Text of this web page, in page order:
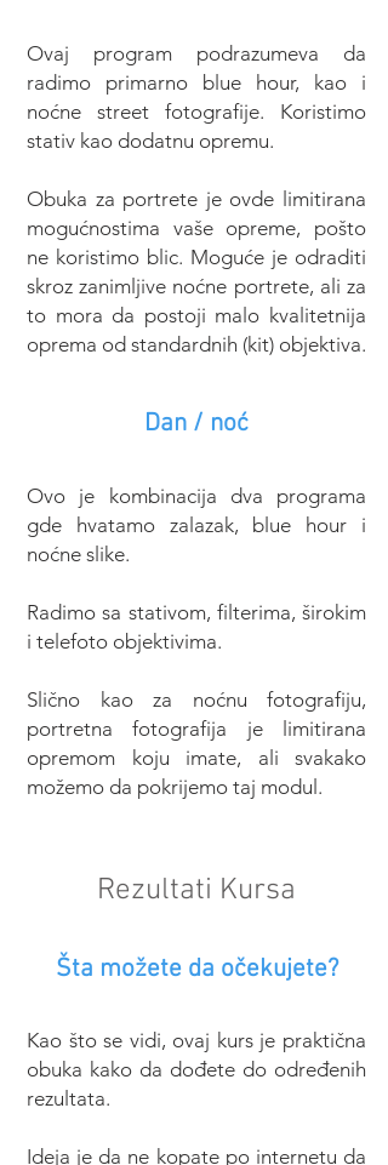
Ovaj program podrazumeva da
radimo primarno blue hour, kao i
noćne street fotografije. Koristimo
stativ kao dodatnu opremu.
Obuka za portrete je ovde limitirana
mogućnostima vaše opreme, pošto
ne koristimo blic. Moguće je odraditi
skroz zanimljive noćne portrete, ali za
to mora da postoji malo kvalitetnija
oprema od standardnih (kit) objektiva.
Dan / noć
Ovo je kombinacija dva programa
gde hvatamo zalazak, blue hour i
noćne slike.
Radimo sa stativom, filterima, širokim
i telefoto objektivima.
Slično kao za noćnu fotografiju,
portretna fotografija je limitirana
opremom koju imate, ali svakako
možemo da pokrijemo taj modul.
Rezultati Kursa
Šta možete da očekujete?
Kao što se vidi, ovaj kurs je praktična
obuka kako da dođete do određenih
rezultata.
Ideja je da ne kopate po internetu da